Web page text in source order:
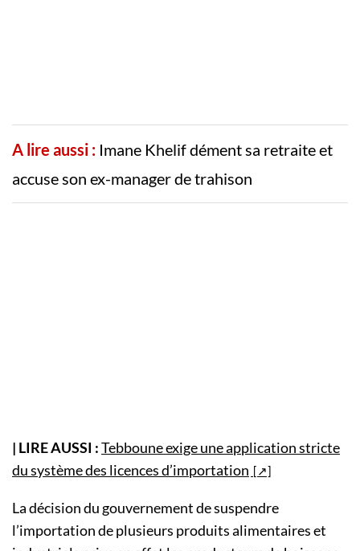
A lire aussi : Imane Khelif dément sa retraite et
accuse son ex-manager de trahison
| LIRE AUSSI :Tebboune exige une application stricte
du système des licences d’importation
La décision du gouvernement de suspendre
l’importation de plusieurs produits alimentaires et